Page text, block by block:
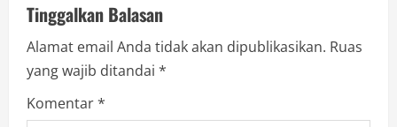
i
g
a
Tinggalkan Balasan
Alamat email Anda tidak akan dipublikasikan. Ruas
yang wajib ditandai *
Komentar*